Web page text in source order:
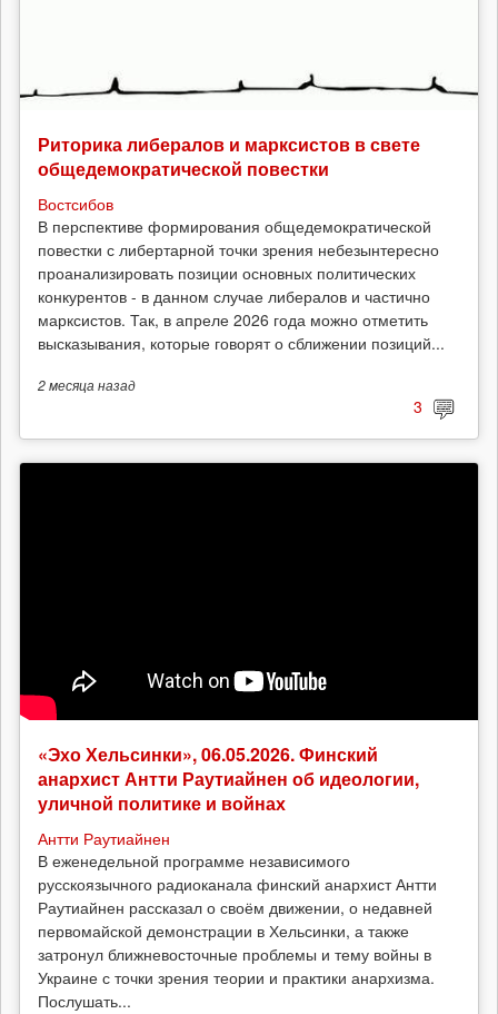
Риторика либералов и марксистов в свете
общедемократической повестки
Востсибов
В перспективе формирования общедемократической
повестки с либертарной точки зрения небезынтересно
проанализировать позиции основных политических
конкурентов - в данном случае либералов и частично
марксистов. Так, в апреле 2026 года можно отметить
высказывания, которые говорят о сближении позиций...
2 месяцаназад
3
«Эхо Хельсинки», 06.05.2026. Финский
анархист Антти Раутиайнен об идеологии,
уличной политике и войнах
Антти Раутиайнен
В еженедельной программе независимого
русскоязычного радиоканала финский анархист Антти
Раутиайнен рассказал о своём движении, о недавней
первомайской демонстрации в Хельсинки, а также
затронул ближневосточные проблемы и тему войны в
Украине с точки зрения теории и практики анархизма.
Послушать...